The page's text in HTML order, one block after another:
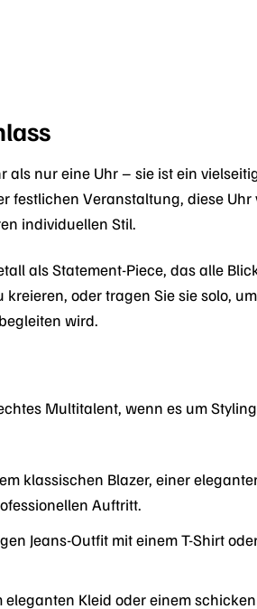
nur eine Uhr – sie ist ein
festlichen Veranstaltung, diese
individuellen Stil.
als Statement-Piece, das alle
oder tragen Sie sie solo,
wird.
Multitalent, wenn es um
klassischen Blazer, einer
Auftritt.
Jeans-Outfit mit einem T-Shirt
eleganten Kleid oder einem